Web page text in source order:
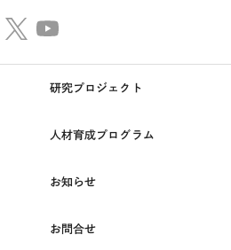
研究プロジェクト
人材育成プログラム
お知らせ
お問合せ